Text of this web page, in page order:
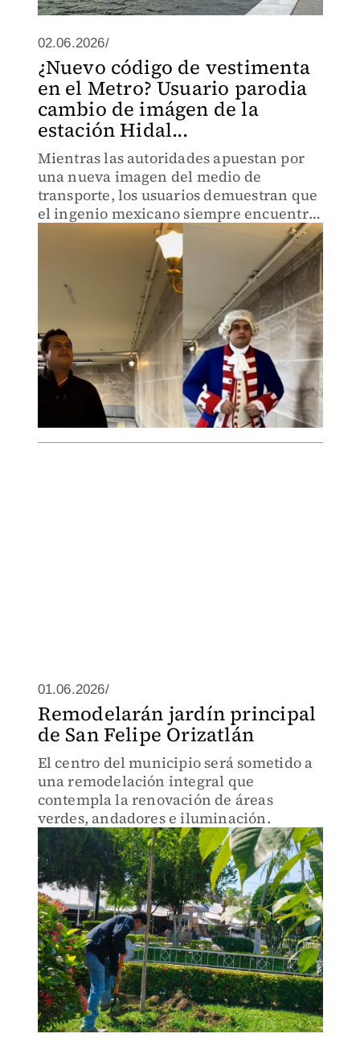
02.06.2026/
¿Nuevo código de vestimenta
en el Metro? Usuario parodia
cambio de imágen de la
estación Hidal...
Mientras las autoridades apuestan por
una nueva imagen del medio de
transporte, los usuarios demuestran que
el ingenio mexicano siempre encuentra
espacio para el humor.
01.06.2026/
Remodelarán jardín principal
de San Felipe Orizatlán
El centro del municipio será sometido a
una remodelación integral que
contempla la renovación de áreas
verdes, andadores e iluminación.